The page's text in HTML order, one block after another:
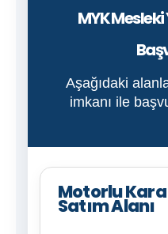
MYK
Aşağıdaki
imkanı ile
Motorlu Kara
Satım Alanı